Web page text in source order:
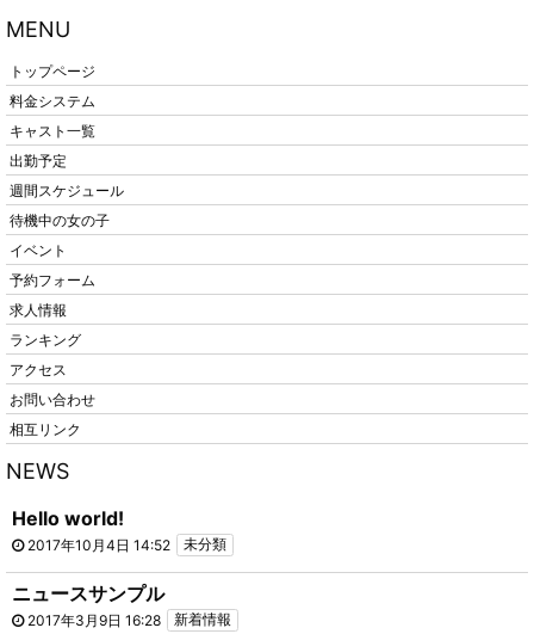
MENU
トップページ
料金システム
キャスト一覧
出勤予定
週間スケジュール
待機中の女の子
イベント
予約フォーム
求人情報
ランキング
アクセス
お問い合わせ
相互リンク
NEWS
Hello world!
2017年10月4日 14:52 未分類
ニュースサンプル
2017年3月9日 16:28 新着情報